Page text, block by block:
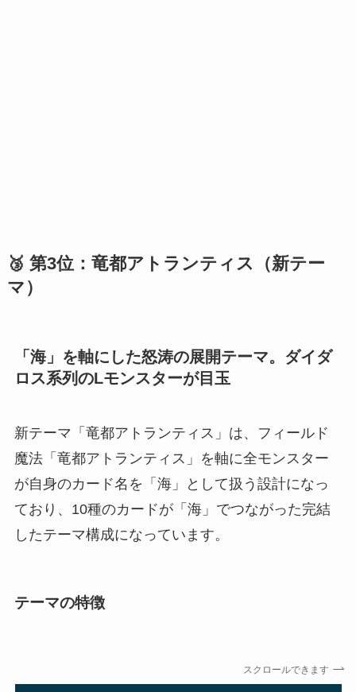
🥉 第3位：竜都アトランティス（新テー
マ）
「海」を軸にした怒涛の展開テーマ。ダイダ
ロス系列のLモンスターが目玉
新テーマ「竜都アトランティス」は、フィールド
魔法「竜都アトランティス」を軸に全モンスター
が自身のカード名を「海」として扱う設計になっ
ており、10種のカードが「海」でつながった完結
したテーマ構成になっています。
テーマの特徴
スクロールできます